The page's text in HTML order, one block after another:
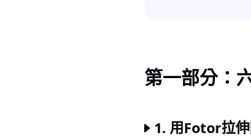
第一部分：
1. 用Fotor拉